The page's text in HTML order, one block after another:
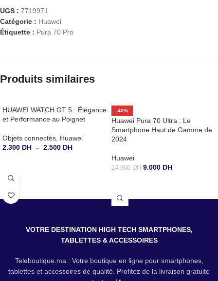
UGS : 7719971
Catégorie : Huawei
Étiquette : Pura 70 Pro
Produits similaires
HUAWEI WATCH GT 5 : Élégance
et Performance au Poignet
Objets connectés, Huawei
2.300 DH – 2.500 DH
-40%
Huawei Pura 70 Ultra : Le
Smartphone Haut de Gamme de
2024
Huawei
14.900DH 9.000 DH
VOTRE DESTINATION HIGH TECH SMARTPHONES,
TABLETTES & ACCESSOIRES
Teleboutique.ma : Votre boutique en ligne pour smartphones,
tablettes et accessoires de qualité. Profitez de la livraison gratuite